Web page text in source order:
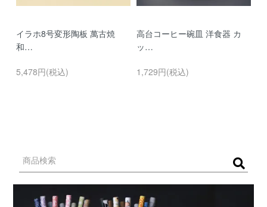
イラホ8号変形陶板 萬古焼
和…
5,478円(税込)
高台コーヒー碗皿 洋食器 カ
ッ…
1,729円(税込)